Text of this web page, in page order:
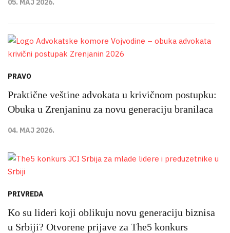
PRAVO
Praktične veštine advokata u krivičnom postupku:
Obuka u Zrenjaninu za novu generaciju branilaca
04. MAJ 2026.
PRIVREDA
Ko su lideri koji oblikuju novu generaciju biznisa
u Srbiji? Otvorene prijave za The5 konkurs